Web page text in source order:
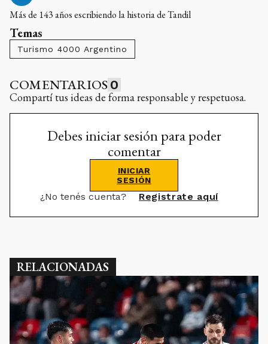
Más de 143 años escribiendo la historia de Tandil
Temas
Turismo 4000 Argentino
COMENTARIOS 0
Compartí tus ideas de forma responsable y respetuosa.
Debes iniciar sesión para poder
comentar
INICIAR
SESIÓN
¿No tenés cuenta? Registrate aquí
RELACIONADAS